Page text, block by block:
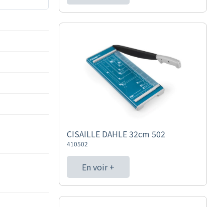
CISAILLE DAHLE 32cm 502
410502
En voir +